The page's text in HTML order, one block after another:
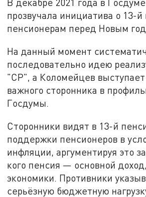
В декабре 2021 года в
прозвучала инициатива о 13-
пенсионерам перед Новым
На данный момент
последовательно идею
"СР", а Коломейцев
важного сторонника в
Госдумы.
Сторонники видят в 13-й
поддержки пенсионеров в
инфляции, аргументируя это
кого пенсия — основной
экономики. Противники
серьёзную бюджетную